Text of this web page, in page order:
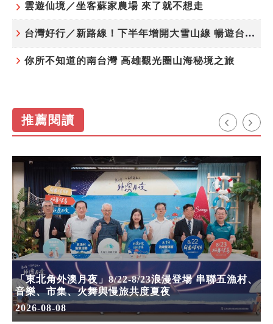
雲遊仙境／坐客蘇家農場 來了就不想走
台灣好行／新路線！下半年增開大雪山線 暢遊台中更便利
你所不知道的南台灣 高雄觀光圈山海秘境之旅
推薦閱讀
「東北角外澳月夜」8/22-8/23浪漫登場 串聯五漁村、
音樂、市集、火舞與慢旅共度夏夜
2026-08-08